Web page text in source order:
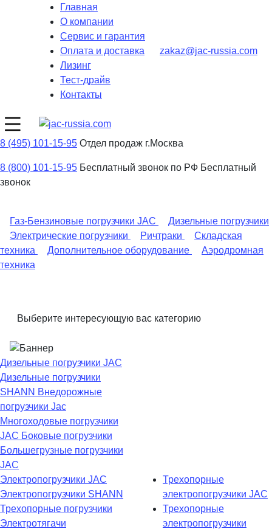
Главная
О компании
Сервис и гарантия
Оплата и доставка
Лизинг
Тест-драйв
Контакты
zakaz@jac-russia.com
8 (495) 101-15-95 Отдел продаж г.Москва
8 (800) 101-15-95 Бесплатный звонок по РФ Бесплатный
звонок
Газ-Бензиновые погрузчики JAC
Дизельные погрузчики
Электрические погрузчики
Ричтраки
Складская
техника
Дополнительное оборудование
Аэродромная
техника
Выберите интересующую вас категорию
Дизельные погрузчики JAC
Дизельные погрузчики
SHANN Внедорожные
погрузчики Jac
Многоходовые погрузчики
JAC Боковые погрузчики
Большегрузные погрузчики
JAC
Электропогрузчики JAC
Электропогрузчики SHANN
Трехопорные погрузчики
Электротягачи
Трехопорные
электропогрузчики JAC
Трехопорные
электропогрузчики